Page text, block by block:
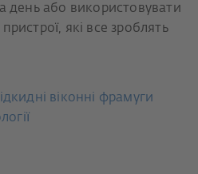
день або використовувати
які все зроблять
віконні фрамуги